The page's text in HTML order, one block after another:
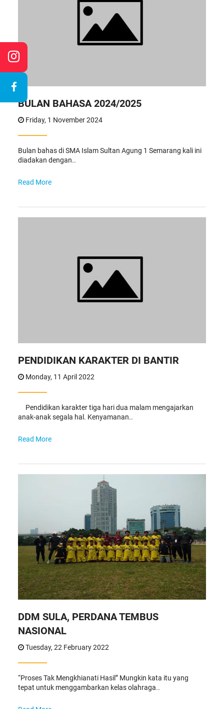
BULAN BAHASA 2024/2025
Friday, 1 November 2024
Bulan bahas di SMA Islam Sultan Agung 1 Semarang kali ini
diadakan dengan..
Read More
PENDIDIKAN KARAKTER DI BANTIR
Monday, 11 April 2022
Pendidikan karakter tiga hari dua malam mengajarkan
anak-anak segala hal. Kenyamanan..
Read More
DDM SULA, PERDANA TEMBUS
NASIONAL
Tuesday, 22 February 2022
“Proses Tak Mengkhianati Hasil” Mungkin kata itu yang
tepat untuk menggambarkan kelas olahraga..